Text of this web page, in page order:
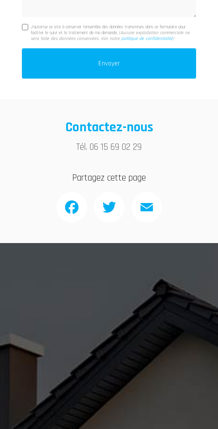
J'autorise ce site à conserver l'ensemble des données transmises dans ce formulaire pour
faciliter le suivi et le traitement de ma demande.(Aucune exploitation commerciale ne
sera faite des données conservées. Voir notrepolitique de confidentialité)
Contactez-nous
Tél. 06 15 69 02 29
Partagez cette page